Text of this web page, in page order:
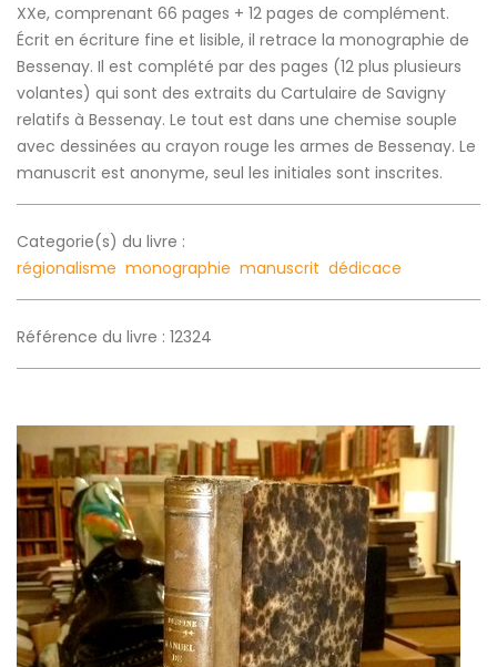
XXe, comprenant 66 pages + 12 pages de complément.
Écrit en écriture fine et lisible, il retrace la monographie de
Bessenay. Il est complété par des pages (12 plus plusieurs
volantes) qui sont des extraits du Cartulaire de Savigny
relatifs à Bessenay. Le tout est dans une chemise souple
avec dessinées au crayon rouge les armes de Bessenay. Le
manuscrit est anonyme, seul les initiales sont inscrites.
Categorie(s) du livre :
régionalisme monographie manuscrit dédicace
Référence du livre : 12324